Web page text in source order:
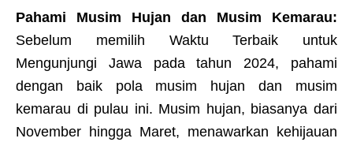
Pahami Musim Hujan dan Musim Kemarau:
Sebelum memilih Waktu Terbaik untuk
Mengunjungi Jawa pada tahun 2024, pahami
dengan baik pola musim hujan dan musim
kemarau di pulau ini. Musim hujan, biasanya dari
November hingga Maret, menawarkan kehijauan